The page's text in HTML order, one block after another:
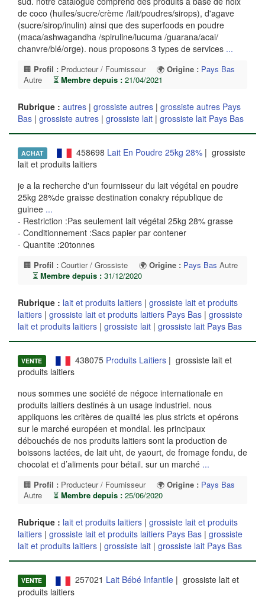
de coco (huiles/sucre/crème /lait/poudres/sirops), d'agave
(sucre/sirop/inulin) ainsi que des superfoods en poudre
(maca/ashwagandha /spiruline/lucuma /guarana/acai/
chanvre/blé/orge). nous proposons 3 types de services ...
🏢 Profil : Producteur / Fournisseur 🌍 Origine : Pays Bas
Autre
⏳ Membre depuis : 21/04/2021
Rubrique : autres | grossiste autres | grossiste autres Pays
Bas | grossiste autres | grossiste lait | grossiste lait Pays Bas
ACHAT 458698 Lait En Poudre 25kg 28%| grossiste
lait et produits laitiers
je a la recherche d'un fournisseur du lait végétal en poudre
25kg 28%de graisse destination conakry république de
guinee ...
- Restriction :Pas seulement lait végétal 25kg 28% grasse
- Conditionnement :Sacs papier par contener
- Quantite :20tonnes
🏢 Profil : Courtier / Grossiste 🌍 Origine : Pays Bas Autre
⏳ Membre depuis : 31/12/2020
Rubrique : lait et produits laitiers | grossiste lait et produits
laitiers | grossiste lait et produits laitiers Pays Bas | grossiste
lait et produits laitiers | grossiste lait | grossiste lait Pays Bas
VENTE 438075 Produits Laitiers| grossiste lait et
produits laitiers
nous sommes une société de négoce internationale en
produits laitiers destinés à un usage industriel. nous
appliquons les critères de qualité les plus stricts et opérons
sur le marché européen et mondial. les principaux
débouchés de nos produits laitiers sont la production de
boissons lactées, de lait uht, de yaourt, de fromage fondu, de
chocolat et d’aliments pour bétail. sur un marché ...
🏢 Profil : Producteur / Fournisseur 🌍 Origine : Pays Bas
Autre
⏳ Membre depuis : 25/06/2020
Rubrique : lait et produits laitiers | grossiste lait et produits
laitiers | grossiste lait et produits laitiers Pays Bas | grossiste
lait et produits laitiers | grossiste lait | grossiste lait Pays Bas
VENTE 257021 Lait Bébé Infantile| grossiste lait et
produits laitiers